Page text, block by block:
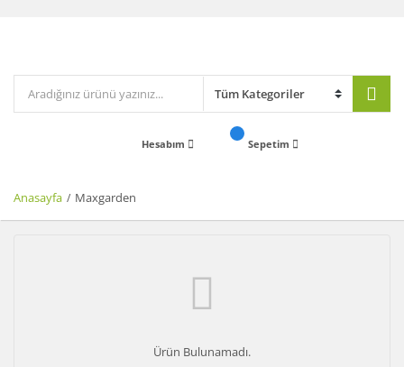
Hesabım Sepetim
Anasayfa Maxgarden
Ürün Bulunamadı.